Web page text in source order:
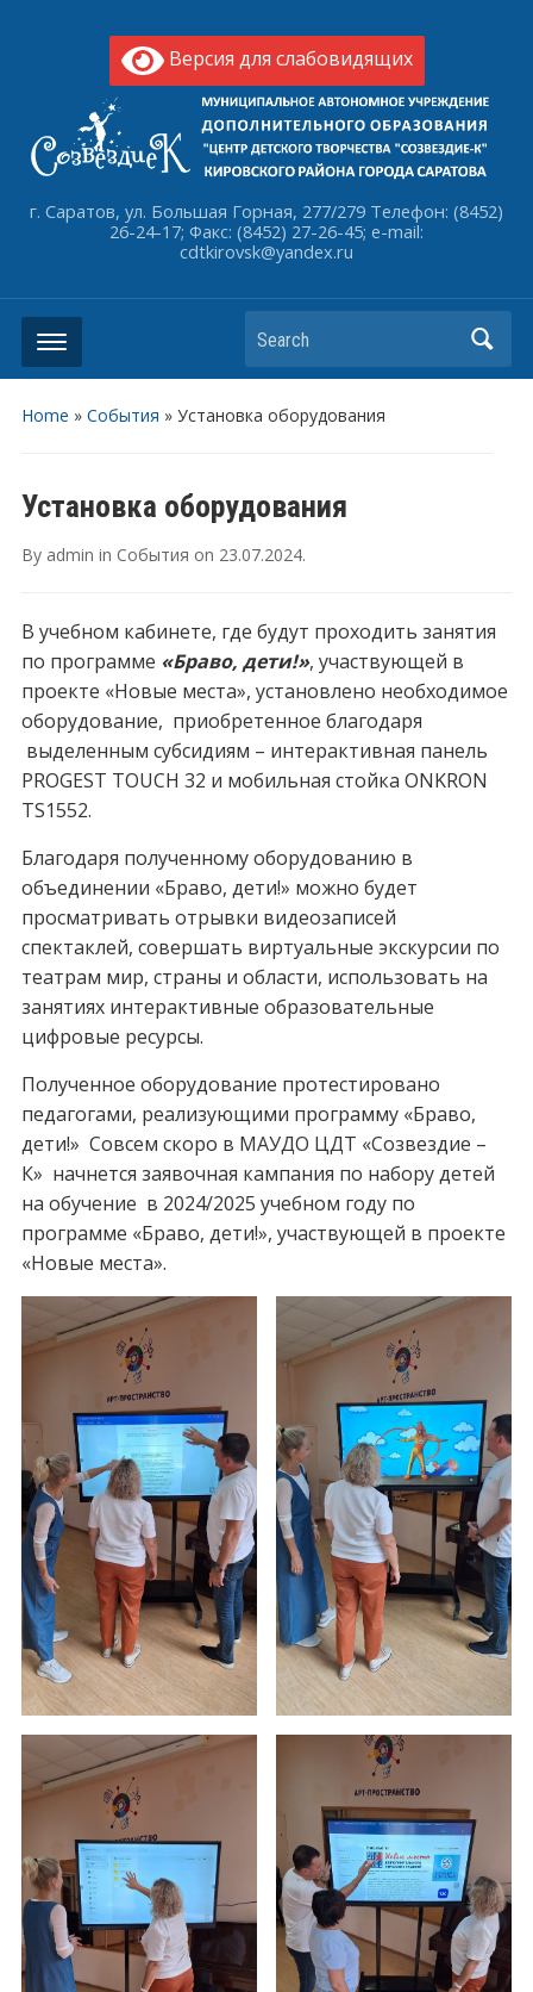
Версия для слабовидящих
г. Саратов, ул. Большая Горная, 277/279 Телефон: (8452)
26-24-17; Факс: (8452) 27-26-45; e-mail:
cdtkirovsk@yandex.ru
Search
Home » События » Установка оборудования
Установка оборудования
By admin in События on 23.07.2024.
В учебном кабинете, где будут проходить занятия
по программе «Браво, дети!», участвующей в
проекте «Новые места», установлено необходимое
оборудование, приобретенное благодаря
выделенным субсидиям – интерактивная панель
PROGEST TOUCH 32 и мобильная стойка ONKRON
TS1552.
Благодаря полученному оборудованию в
объединении «Браво, дети!» можно будет
просматривать отрывки видеозаписей
спектаклей, совершать виртуальные экскурсии по
театрам мир, страны и области, использовать на
занятиях интерактивные образовательные
цифровые ресурсы.
Полученное оборудование протестировано
педагогами, реализующими программу «Браво,
дети!» Совсем скоро в МАУДО ЦДТ «Созвездие –
К» начнется заявочная кампания по набору детей
на обучение в 2024/2025 учебном году по
программе «Браво, дети!», участвующей в проекте
«Новые места».